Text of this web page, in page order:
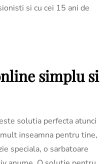
si cu cei 15 ani de
simplu si
solutia perfecta atunci
inseamna pentru tine,
speciala, o sarbatoare